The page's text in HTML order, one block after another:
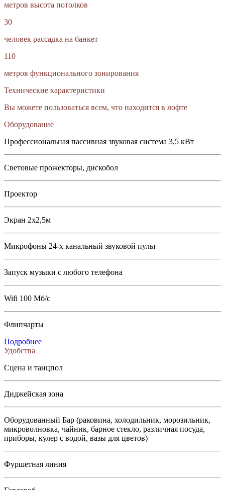
метров высота потолков
30
человек рассадка на банкет
110
метров функционального зонирования
Технические характеристики
Вы можете пользоваться всем, что находится в лофте
Оборудование
Профессиональная пассивная звуковая система 3,5 кВт
Световые прожекторы, дискобол
Проектор
Экран 2х2,5м
Микрофоны 24-х канальный звуковой пульт
Запуск музыки с любого телефона
Wifi 100 Мб/с
Флипчарты
Подробнее
Удобства
Сцена и танцпол
Диджейская зона
Оборудованный Бар (раковина, холодильник, морозильник,
микроволновка, чайник, барное стекло, различная посуда,
приборы, кулер с водой, вазы для цветов)
Фуршетная линия